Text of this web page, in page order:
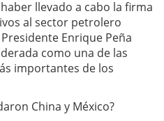
llevado a cabo la firma
al sector petrolero
Enrique Peña
como una de las
importantes de los
China y México?